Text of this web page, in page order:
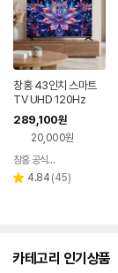
창홍 43인치 스마트
TV UHD 120Hz
289,100원
20,000원
페이
창홍 공식스토어
별 4.84 리
(45)
카테고리 인기상품